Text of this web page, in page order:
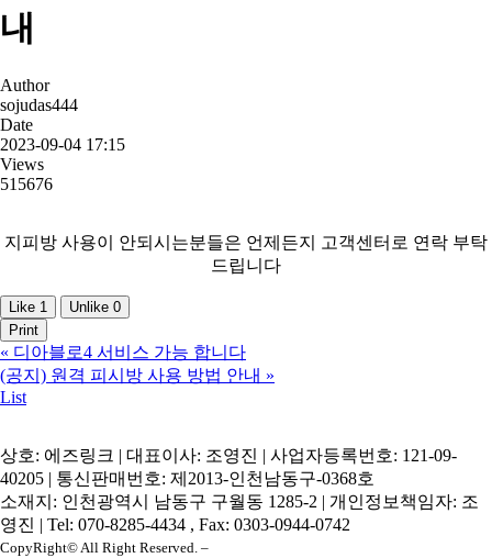
내
Author
sojudas444
Date
2023-09-04 17:15
Views
515676
지피방 사용이 안되시는분들은 언제든지 고객센터로 연락 부탁
드립니다
Like 1 Unlike 0
Print
« 디아블로4 서비스 가능 합니다
(공지) 원격 피시방 사용 방법 안내 »
List
상호: 에즈링크 | 대표이사: 조영진 | 사업자등록번호: 121-09-
40205 | 통신판매번호: 제2013-인천남동구-0368호
소재지: 인천광역시 남동구 구월동 1285-2 | 개인정보책임자: 조
영진 | Tel: 070-8285-4434 , Fax: 0303-0944-0742
CopyRight© All Right Reserved. –